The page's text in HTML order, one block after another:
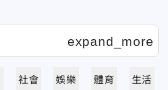
社會 娛樂 體育 生活